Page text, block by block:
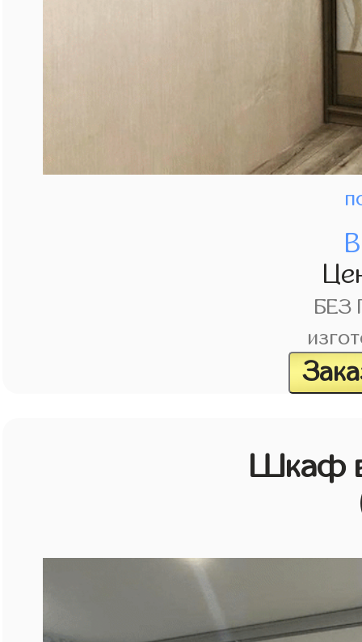
БЕЗ
Шкаф в